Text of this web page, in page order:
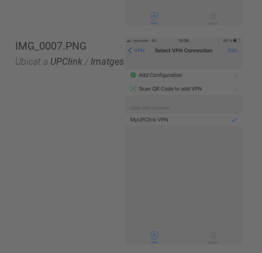
IMG_0007.PNG
Ubicat a UPClink / Imatges